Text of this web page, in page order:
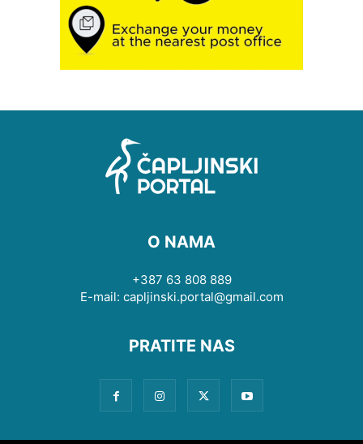
O NAMA
+387 63 808 889
E-mail: capljinski.portal@gmail.com
PRATITE NAS